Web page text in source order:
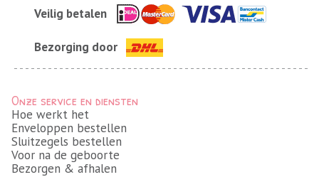
Veilig betalen
Bezorging door
Onze service en diensten
Hoe werkt het
Enveloppen bestellen
Sluitzegels bestellen
Voor na de geboorte
Bezorgen & afhalen